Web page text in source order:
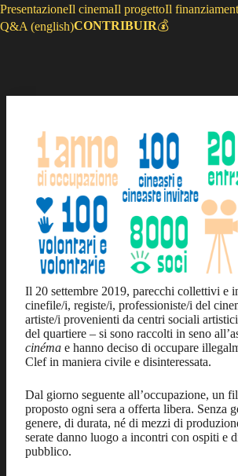
PresentazioneIl cinemaIl progettoIl
Q&A (english)CONTRIBUIR💰
Il 20 settembre 2019, parecchi collettivi e
cinefile/i, registe/i, professioniste/i del
artiste/i provenienti da centri sociali
del quartiere – si sono raccolti in seno
cinéma e hanno deciso di occupare
Clef in maniera civile e disinteressata.
Dal giorno seguente all’occupazione, un
proposto ogni sera a offerta libera. Senza
genere, di durata, né di mezzi di
serate danno luogo a incontri con ospiti e
pubblico.